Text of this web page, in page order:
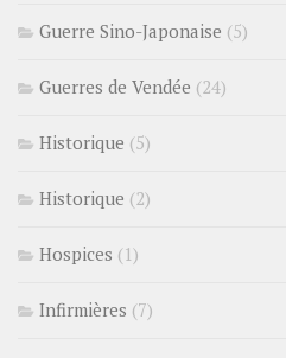
Guerre Sino-Japonaise (5)
Guerres de Vendée (24)
Historique (5)
Historique (2)
Hospices (1)
Infirmières (7)